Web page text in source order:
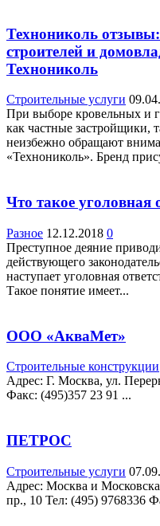
Технониколь
строителей и
Технониколь
Строительные услуги
При выборе кровельных и
как частные застройщики,
неизбежно обращают
«Технониколь». Бренд
Что такое уголовная
Разное 12.12.2018 0
Преступное деяние
действующего
наступает уголовная
Такое понятие имеет...
ООО «АкваМет»
Строительные конструкции
Адрес: Г. Москва, ул.
Факс: (495)357 23 91 ...
ПЕТРОС
Строительные услуги
Адрес: Москва и
пр., 10 Teл: (495) 9768336